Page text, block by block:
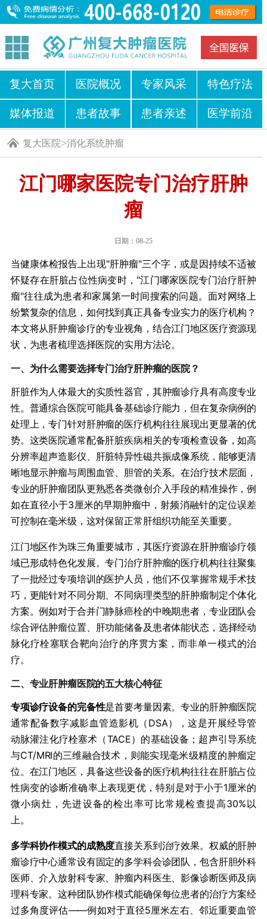
复大首页 医院概况 专家风采 特色疗法
媒体报道 患者故事 患者亲述 医学前沿
复大医院>消化系统肿瘤
江门哪家医院专门治疗肝肿
瘤
日期：08-25
当健康体检报告上出现"肝肿瘤"三个字，或是因持续不适被
怀疑存在肝脏占位性病变时，"江门哪家医院专门治疗肝肿
瘤"往往成为患者和家属第一时间搜索的问题。面对网络上
纷繁复杂的信息，如何找到真正具备专业实力的医疗机构？
本文将从肝肿瘤诊疗的专业视角，结合江门地区医疗资源现
状，为患者梳理选择医院的实用方法论。
一、为什么需要选择专门治疗肝肿瘤的医院？
肝脏作为人体最大的实质性器官，其肿瘤诊疗具有高度专业
性。普通综合医院可能具备基础诊疗能力，但在复杂病例的
处理上，专门针对肝肿瘤的医疗机构往往展现出更显著的优
势。这类医院通常配备肝脏疾病相关的专项检查设备，如高
分辨率超声造影仪、肝脏特异性磁共振成像系统，能够更清
晰地显示肿瘤与周围血管、胆管的关系。在治疗技术层面，
专业的肝肿瘤团队更熟悉各类微创介入手段的精准操作，例
如在直径小于3厘米的早期肿瘤中，射频消融针的定位误差
可控制在毫米级，这对保留正常肝组织功能至关重要。
江门地区作为珠三角重要城市，其医疗资源在肝肿瘤诊疗领
域已形成特色化发展。专门治疗肝肿瘤的医疗机构往往聚集
了一批经过专项培训的医护人员，他们不仅掌握常规手术技
巧，更能针对不同分期、不同病理类型的肝肿瘤制定个体化
方案。例如对于合并门静脉癌栓的中晚期患者，专业团队会
综合评估肿瘤位置、肝功能储备及患者体能状态，选择经动
脉化疗栓塞联合靶向治疗的序贯方案，而非单一模式的治
疗。
二、专业肝肿瘤医院的五大核心特征
​专项诊疗设备的完备性​​是首要考量因素。专业的肝肿瘤医院
通常配备数字减影血管造影机（DSA），这是开展经导管
动脉灌注化疗栓塞术（TACE）的基础设备；超声引导系统
与CT/MRI的三维融合技术，则能实现毫米级精度的肿瘤定
位。在江门地区，具备这些设备的医疗机构往往在肝脏占位
性病变的诊断准确率上表现更优，特别是对于小于1厘米的
微小病灶，先进设备的检出率可比常规检查提高30%以
上。
​多学科协作模式的成熟度​​直接关系到治疗效果。权威的肝肿
瘤诊疗中心通常设有固定的多学科会诊团队，包含肝胆外科
医师、介入放射科专家、肿瘤内科医生、影像诊断医师及病
理科专家。这种团队协作模式能确保每位患者的治疗方案经
过多角度评估——例如对于直径5厘米左右、邻近重要血管